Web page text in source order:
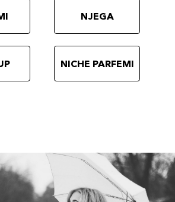
NJEGA
NICHE PARFEMI